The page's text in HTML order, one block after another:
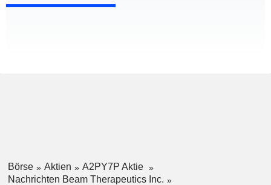
Börse Aktien
A2PY7P Aktie
Nachrichten Beam Therapeutics Inc.